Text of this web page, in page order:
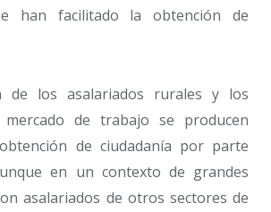
han facilitado la obtención de
de los asalariados rurales y los
de trabajo se producen
de ciudadanía por parte
en un contexto de grandes
asalariados de otros sectores de